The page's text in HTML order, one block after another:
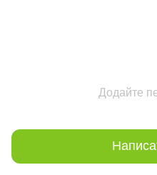
Додайте